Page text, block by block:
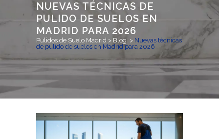
NUEVAS TÉCNICAS DE
PULIDO DE SUELOS EN
MADRID PARA 2026
Pulidos de Suelo Madrid > Blog > Nuevas técnicas
de pulido de suelos en Madrid para 2026